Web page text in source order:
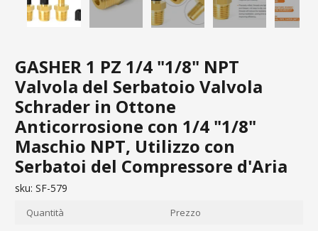
GASHER 1 PZ 1/4 "1/8" NPT
Valvola del Serbatoio Valvola
Schrader in Ottone
Anticorrosione con 1/4 "1/8"
Maschio NPT, Utilizzo con
Serbatoi del Compressore d'Aria
sku: SF-579
Quantità Prezzo